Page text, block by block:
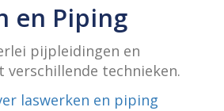
en Piping
pijpleidingen en
verschillende technieken.
laswerken en piping